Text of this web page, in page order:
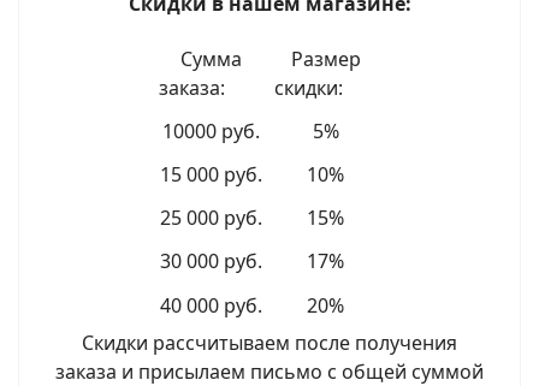
Сумма
заказа:
Размер
скидки:
10000 руб.
5%
15 000 руб.
10%
25 000 руб.
15%
30 000 руб.
17%
40 000 руб.
20%
Скидки рассчитываем после получения
заказа и присылаем письмо с общей суммой